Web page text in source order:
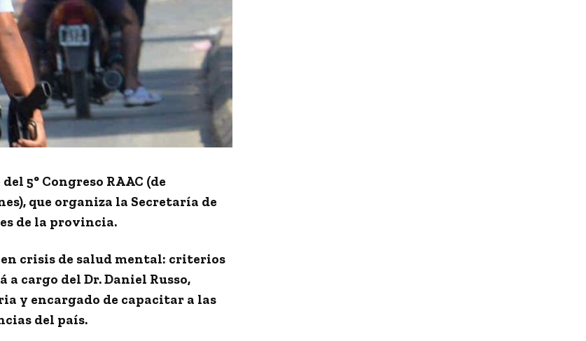
del 5° Congreso RAAC (de
que organiza la Secretaría de
de la provincia.
crisis de salud mental: criterios
a cargo del Dr. Daniel Russo,
y encargado de capacitar a las
del país.